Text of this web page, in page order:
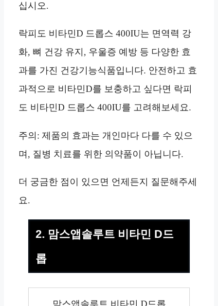
십시오.
락피도 비타민D 드롭스 400IU는 면역력 강
화, 뼈 건강 유지, 우울증 예방 등 다양한 효
과를 가진 건강기능식품입니다. 안전하고 효
과적으로 비타민D를 보충하고 싶다면 락피
도 비타민D 드롭스 400IU를 고려해보세요.
주의: 제품의 효과는 개인마다 다를 수 있으
며, 질병 치료를 위한 의약품이 아닙니다.
더 궁금한 점이 있으면 언제든지 질문해주세
요.
2. 맘스앱솔루트 비타민 D드
롭
맘스앱솔루트 비타민 D드롭